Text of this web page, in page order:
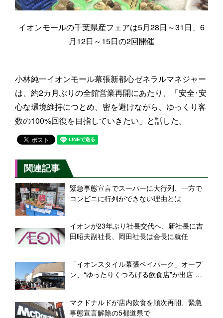
イオンモールの千葉県産フェアは5月28日～31日、6
月12日～15日の2回開催
小林純一イオンモール幕張新都心ゼネラルマネジャー
は、約2カ月ぶりの全館営業再開にあたり、「安全･安
心な環境維持につとめ、密を避けながら、ゆっくり客
数の100%回復を目指していきたい」と話した。
関連記事
緊急事態宣言でスーパーに大行列、一方で
コンビニに行列ができない理由とは
イオンが23年ぶり社長交代へ、新社長に吉
田昭夫副社長、岡田社長は会長に就任
「イオンスタイル幕張ベイパーク」オープ
ン、“ゆったりくつろげる飲食店”が出店 イ
マクドナルドが店内飲食を順次再開、緊急
事態宣言解除の5都道県で